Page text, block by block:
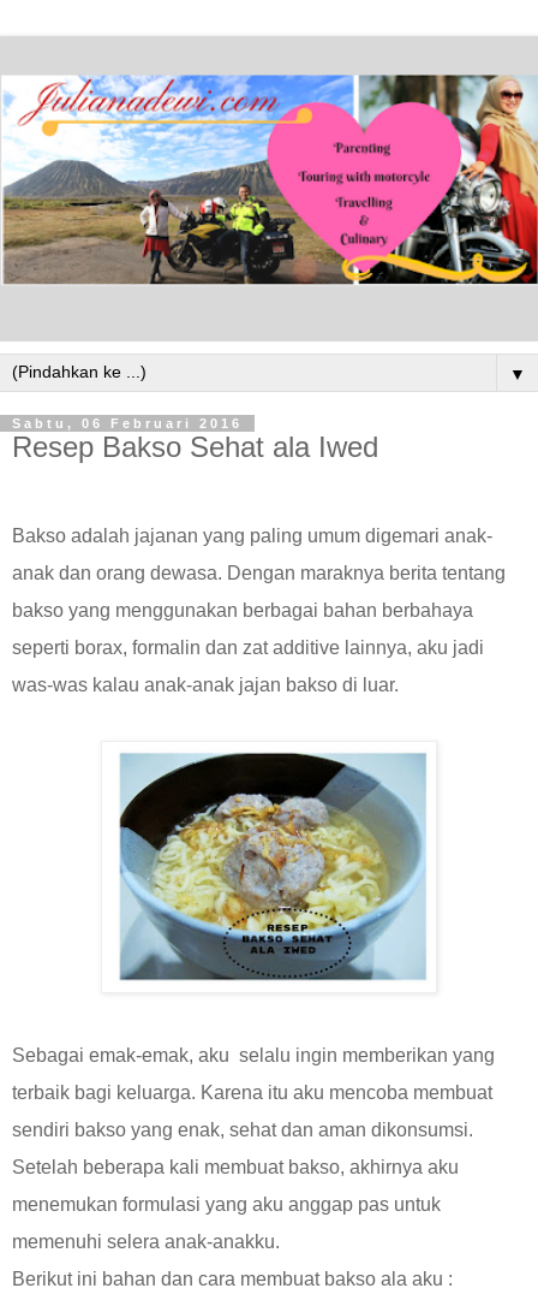
▼
Sabtu, 06 Februari 2016
Resep Bakso Sehat ala Iwed
Bakso adalah jajanan yang paling umum digemari anak-
anak dan orang dewasa. Dengan maraknya berita tentang
bakso yang menggunakan berbagai bahan berbahaya
seperti borax, formalin dan zat additive lainnya, aku jadi
was-was kalau anak-anak jajan bakso di luar.
Sebagai emak-emak, aku selalu ingin memberikan yang
terbaik bagi keluarga. Karena itu aku mencoba membuat
sendiri bakso yang enak, sehat dan aman dikonsumsi.
Setelah beberapa kali membuat bakso, akhirnya aku
menemukan formulasi yang aku anggap pas untuk
memenuhi selera anak-anakku.
Berikut ini bahan dan cara membuat bakso ala aku :